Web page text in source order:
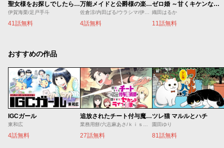
聖女様をお探しでしたら妹で間違いありません。さあどうぞお連れください、今すぐ。
伊賀海栗/足戸手斗
41話無料
万能メイドと公爵様の楽しい日々
佐倉涼/内田ぱる/ウラシマ/伊藤テリヤキ
4話無料
ゼロ婚 ～甘くキケンな極秘任務～
織田はるか
11話無料
おすすめの作品
IGCガール
東和広
4話無料
追放されたチート付与魔術師は気ままなセカンドライフを謳歌する。 ～俺は武器だけじゃなく、あらゆるものに『強化ポイント』を付与できるし、俺の意思でいつでも効果を解除できるけど、残った人たち大丈夫？～
27話無料
ツレ猫 マルルとハチ
園田ゆり
81話無料